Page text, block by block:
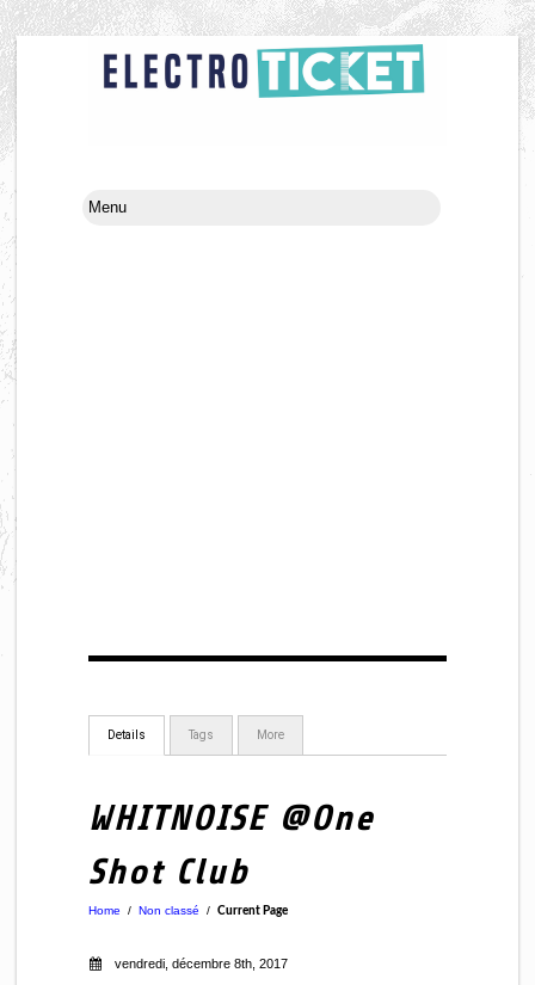
Details Tags More
WHITNOISE @One
Shot Club
Home / Non classé / Current Page
vendredi, décembre 8th, 2017